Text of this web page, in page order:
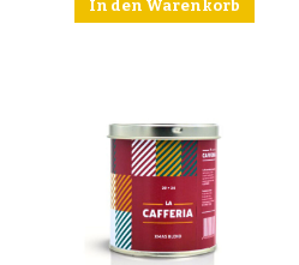
In den Warenkorb